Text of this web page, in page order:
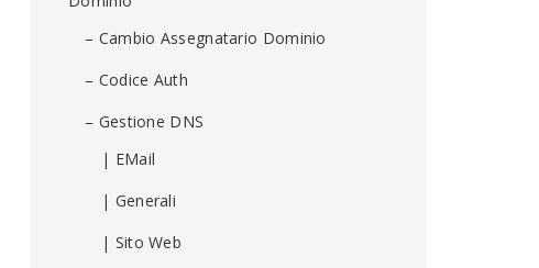
– Cambio Assegnatario Dominio
– Codice Auth
– Gestione DNS
| EMail
| Generali
| Sito Web